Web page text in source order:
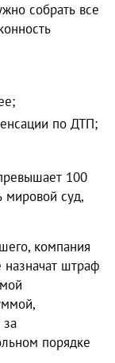
собрать все
по ДТП;
100
мировой суд,
компания
назначат штраф
порядке